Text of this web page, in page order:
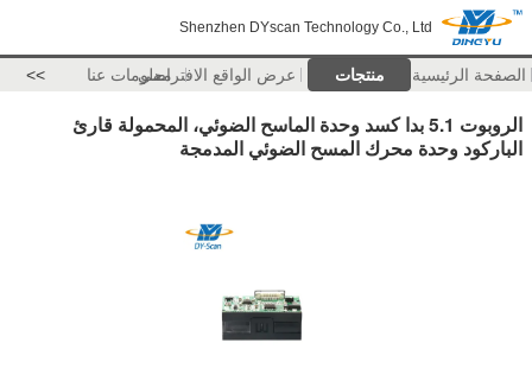
Shenzhen DYscan Technology Co., Ltd
الصفحة الرئيسية منتجات عرض الواقع الافتراضيمعلومات عنا >>
الروبوت 5.1 بدا كسد وحدة الماسح الضوئي، المحمولة قارئ
الباركود وحدة محرك المسح الضوئي المدمجة